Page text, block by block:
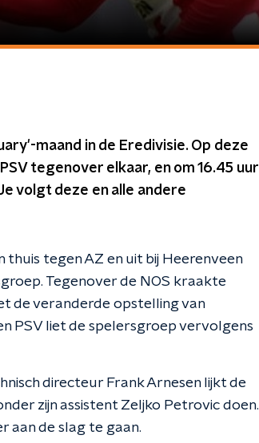
maand in de Eredivisie. Op deze
tegenover elkaar, en om 16.45 uur
volgt deze en alle andere
tegen AZ en uit bij Heerenveen
Tegenover de NOS kraakte
de veranderde opstelling van
PSV liet de spelersgroep vervolgens
directeur Frank Arnesen lijkt de
zijn assistent Zeljko Petrovic doen.
aan de slag te gaan.